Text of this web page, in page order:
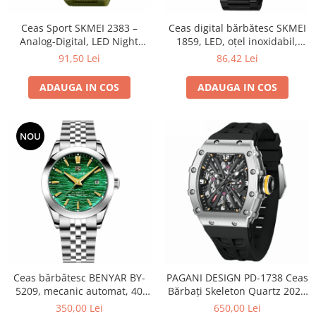
Ceas Sport SKMEI 2383 –
Analog-Digital, LED Night
Light, Cronometru, Calendar,
Time, Shockproof
91,50 Lei
ADAUGA IN COS
Ceas digital bărbătesc SKMEI
1859, LED, oțel inoxidabil,
waterproof 5ATM
86,42 Lei
ADAUGA IN COS
NOU
Ceas bărbătesc BENYAR BY-
5209, mecanic automat, 40
mm, diver, rezistent la apă
350,00 Lei
PAGANI DESIGN PD-1738 Ceas
Bărbați Skeleton Quartz 2025
| Safir, Curea Silicon,
650,00 Lei